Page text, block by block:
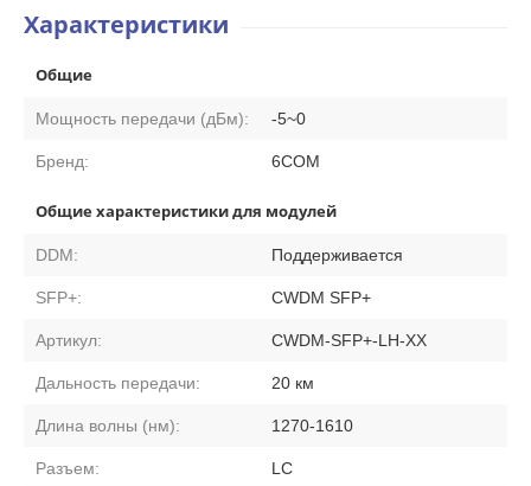
Характеристики
Общие
Мощность передачи (дБм): -5~0
Бренд: 6COM
Общие характеристики для модулей
DDM: Поддерживается
SFP+: CWDM SFP+
Артикул: CWDM-SFP+-LH-XX
Дальность передачи: 20 км
Длина волны (нм): 1270-1610
Разъем: LC